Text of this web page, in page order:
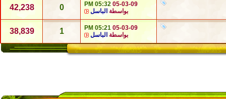
05-03-09
05:32 PM
بواسطة الباسل 0
42,238
05-03-09
05:21 PM
بواسطة الباسل 1
38,839